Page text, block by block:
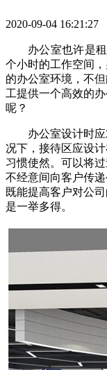
2020-09-04 16:21:27
办公室也许是
个小时的工作空间
的办公室环境，不
工提供一个高效的
呢？
办公室设计时
况下，接待区应设
习惯使然。可以将
不经意间向客户传
既能提高客户对公
是一举多得。